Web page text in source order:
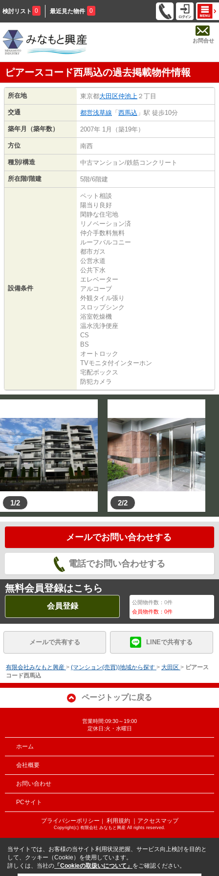
検討リスト 0 最近見た物件 0
お問合せ
ピアースコード西馬込の過去掲載物件情報
所在地 東京都大田区仲池上 ２丁目
交通 都営浅草線 「西馬込 」駅 徒歩10分
築年月（築年数） 2007年 1月（築19年）
方位 南西
種別/構造 中古マンション/鉄筋コンクリート
所在階/階建 5階/6階建
設備条件
ペット相談
陽当り良好
閑静な住宅地
リノベーション済
仲介手数料無料
ルーフバルコニー
都市ガス
公営水道
公共下水
エレベーター
アルコーブ
外観タイル張り
スロップシンク
浴室乾燥機
温水洗浄便座
CS
BS
オートロック
TVモニタ付インターホン
宅配ボックス
防犯カメラ
1/2 2/2
メールでお問い合わせする
電話でお問い合わせする
無料会員登録はこちら
会員登録 公開物件数：0件
会員物件数：0件
メールで共有する LINEで共有する
有限会社みなもと興産 > (マンション(売買))地域から探す > 大田区 > ピアース
コード西馬込
ページトップに戻る
営業時間:09:30～19:00
定休日:火・水曜日
ホーム
会社概要
お問い合わせ
PCサイト
プライバシーポリシー ｜ 利用規約 ｜アクセスマップ
Copyright(c) 有限会社 みなもと興産 All rights reserved.
当サイトでは、お客様の当サイト利用状況把握、サービス向上検討を目的と
して、クッキー（Cookie）を使用しています。
詳しくは、当社の 「Cookieの取扱いについて」 をご確認ください。